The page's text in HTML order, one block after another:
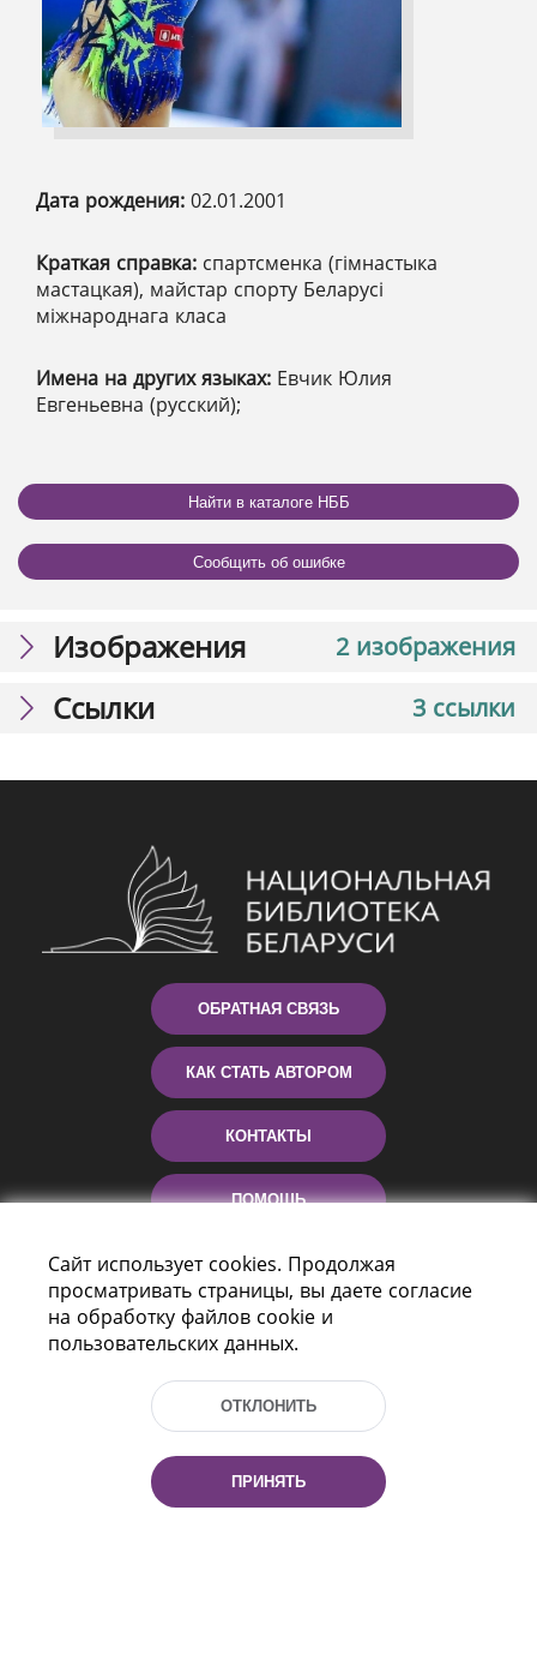
Дата рождения: 02.01.2001
Краткая справка: спартсменка (гімнастыка
мастацкая), майстар спорту Беларусі
міжнароднага класа
Имена на других языках: Евчик Юлия
Евгеньевна (русский);
Найти в каталоге НББ
Сообщить об ошибке
2 изображения
Изображения
3 ссылки
Ссылки
ОБРАТНАЯ СВЯЗЬ
КАК СТАТЬ АВТОРОМ
КОНТАКТЫ
ПОМОЩЬ
Пр-т Независимости 116
г. Минск, Республика Беларусь, 220114
Тел.: (+375 17) 368 37 37, Факс: (+375 17)
Сайт использует cookies. Продолжая
просматривать страницы, вы даете согласие
на обработку файлов cookie и
пользовательских данных.
ОТКЛОНИТЬ
ПРИНЯТЬ